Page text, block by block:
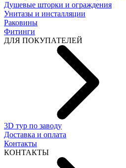
Душевые шторки и ограждения
Унитазы и инсталляции
Раковины
Фитинги
ДЛЯ ПОКУПАТЕЛЕЙ
3D тур по заводу
Доставка и оплата
Контакты
КОНТАКТЫ